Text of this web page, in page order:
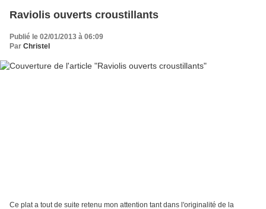
Raviolis ouverts croustillants
Publié le 02/01/2013 à 06:09
Par Christel
Ce plat a tout de suite retenu mon attention tant dans l'originalité de la